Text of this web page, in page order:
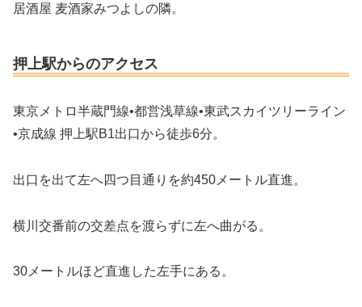
居酒屋 麦酒家みつよしの隣。
押上駅からのアクセス
東京メトロ半蔵門線•都営浅草線•東武スカイツリーライン
•京成線 押上駅B1出口から徒歩6分。
出口を出て左へ四つ目通りを約450メートル直進。
横川交番前の交差点を渡らずに左へ曲がる。
30メートルほど直進した左手にある。